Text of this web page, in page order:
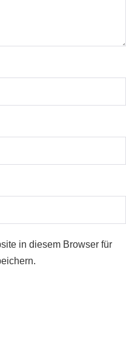
in diesem Browser für